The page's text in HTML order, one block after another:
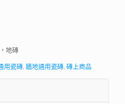
地磚
用瓷磚, 牆地通用瓷磚, 磚上商品